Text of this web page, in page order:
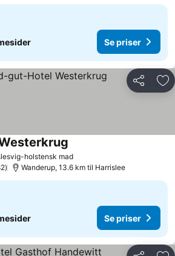
Se priser
Del
holstensk mad
Wanderup, 13.6 km til Harrislee
Se priser